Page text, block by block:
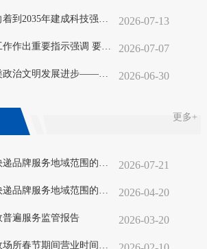
人民日报评论员：向着到2035年建成科技强国的目标坚定迈进——论学习贯彻习近平总书记在国家科学技术奖励大会、两院院士大会、中国科协十一大上重要讲话 2026-07-13
习近平对防汛救灾工作作出重要指示强调 要全力组织抢险救援、伤员救治、群众安置 扎实做好防灾救灾各项工作 确保人民群众生命财产安全 2026-07-07
以中国智慧推动人类政治文明发展进步——习近平党建思想给世界带来深刻启迪 2026-06-30
更多+
关于芜湖市各主要快递品牌服务地域范围的公示（2026年第二季度） 2026-07-21
关于芜湖市各主要快递品牌服务地域范围的公示（2026年第一季度） 2026-04-20
普遍服务监管报告 2026-03-20
芜湖市普遍服务邮政场所春节期间营业时间调整表